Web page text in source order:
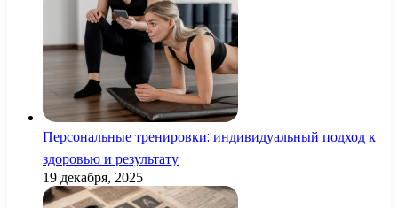
Персональные тренировки: индивидуальный подход к
здоровью и результату
19 декабря, 2025